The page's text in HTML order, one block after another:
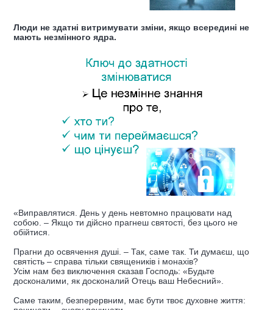
Люди не здатні витримувати зміни, якщо всередині не
мають незмінного ядра.
«Виправлятися. День у день невтомно працювати над
собою. – Якщо ти дійсно прагнеш святості, без цього не
обійтися.
Прагни до освячення душі. – Так, саме так. Ти думаєш, що
святість – справа тільки священиків і монахів?
Усім нам без виключення сказав Господь: «Будьте
досконалими, як досконалий Отець ваш Небесний».
Саме таким, безперервним, має бути твоє духовне життя: